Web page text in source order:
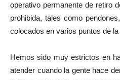
operativo permanente de retiro
prohibida, tales como
colocados en varios puntos de la
Hemos sido muy estrictos en
atender cuando la gente hace